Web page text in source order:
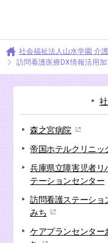
社会福祉法人山水学園 介
訪問看護医療DX情報活用
森之宮病院
帝国ホテルクリニッ
兵庫県立障害児者リ
テーションセンター
訪問看護ステーショ
みち
ケアプランセンター